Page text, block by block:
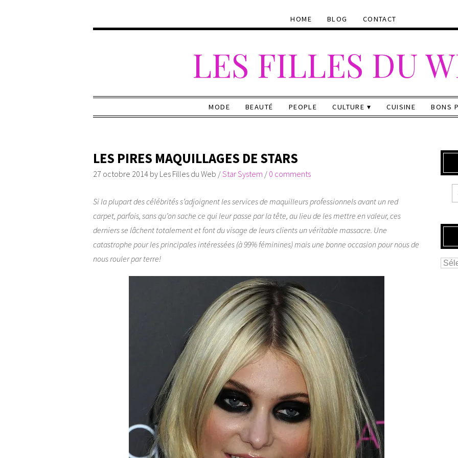
HOME BLOG CONTACT
LES FILLES DU
MODE BEAUTÉ PEOPLE CULTURE CUISINE BONS
LES PIRES MAQUILLAGES DE STARS
27 octobre 2014 by Les Filles du Web /Star System / 0 comments
Si la plupart des célébrités s’adjoignent les services de maquilleurs professionnels avant un red
carpet, parfois, sans qu’on sache ce qui leur passe par la tête, au lieu de les mettre en valeur, ces
derniers se lâchent totalement et font du visage de leurs clients un véritable massacre. Une
catastrophe pour les principales intéressées (à 99% féminines) mais une bonne occasion pour nous de
nous rouler par terre!